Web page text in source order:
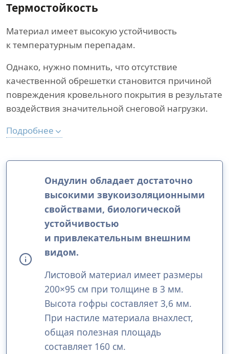
Термостойкость
Материал имеет высокую устойчивость
к температурным перепадам.
Однако, нужно помнить, что отсутствие
качественной обрешетки становится причиной
повреждения кровельного покрытия в результате
воздействия значительной снеговой нагрузки.
Подробнее
Ондулин обладает достаточно
высокими звукоизоляционными
свойствами, биологической
устойчивостью
и привлекательным внешним
видом.
Листовой материал имеет размеры
200×95 см при толщине в 3 мм.
Высота гофры составляет 3,6 мм.
При настиле материала внахлест,
общая полезная площадь
составляет 160 см.